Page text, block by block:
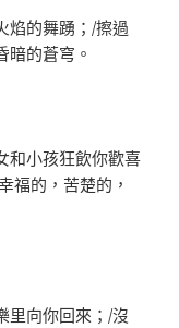
焰的舞踴；/擦過
暗的蒼穹。
和小孩狂飲你歡喜
福的，苦楚的，
里向你回來；/沒